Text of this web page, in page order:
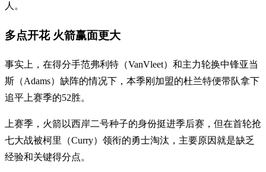
人。
多点开花 火箭赢面更大
事实上，在得分手范弗利特（VanVleet）和主力轮换中锋亚当
斯（Adams）缺阵的情况下，本季刚加盟的杜兰特便带队拿下
追平上赛季的52胜。
上赛季，火箭以西岸二号种子的身份挺进季后赛，但在首轮抢
七大战被柯里（Curry）领衔的勇士淘汰，主要原因就是缺乏
经验和关键得分点。